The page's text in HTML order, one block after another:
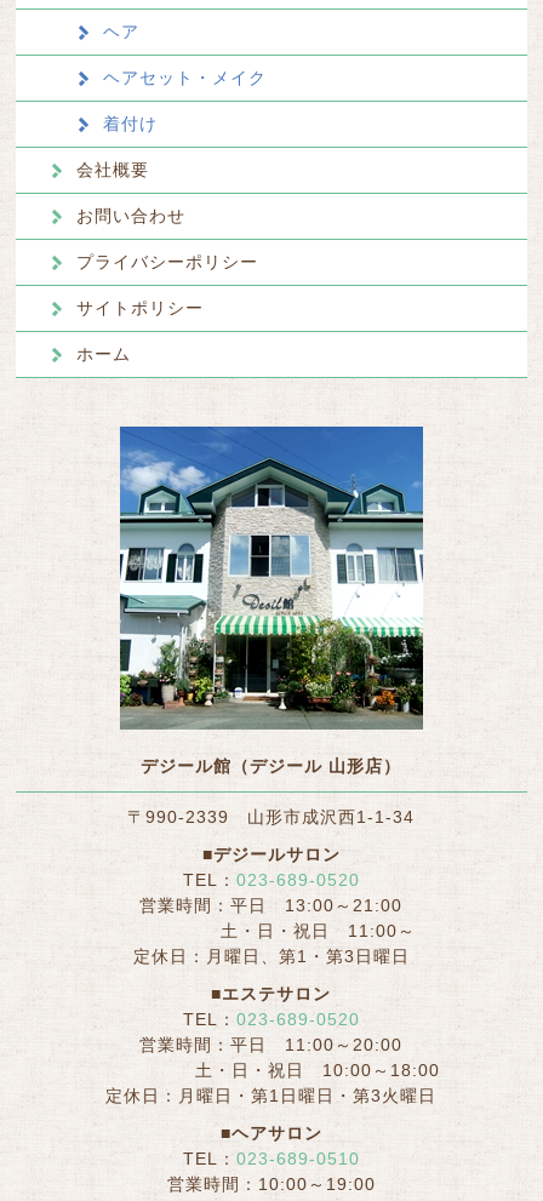
ヘア
ヘアセット・メイク
着付け
会社概要
お問い合わせ
プライバシーポリシー
サイトポリシー
ホーム
デジール館（デジール 山形店）
〒990-2339 山形市成沢西1-1-34
■デジールサロン
TEL：023-689-0520
営業時間：平日 13:00～21:00
土・日・祝日 11:00～
定休日：月曜日、第1・第3日曜日
■エステサロン
TEL： 023-689-0520
営業時間：平日 11:00～20:00
土・日・祝日 10:00～18:00
定休日：月曜日・第1日曜日・第3火曜日
■ヘアサロン
TEL：023-689-0510
営業時間：10:00～19:00